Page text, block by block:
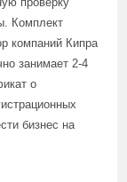
Комплект
компаний Кипра
занимает 2-4
о
бизнес на